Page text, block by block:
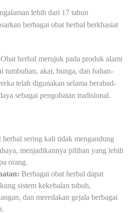
lebih dari 17 tahun
berbagai obat herbal berkhasiat
Obat herbal merujuk pada produk alami
tumbuhan, akar, bunga, dan bahan-
telah digunakan selama berabad-
sebagai pengobatan tradisional.
herbal sering kali tidak mengandung
menjadikannya pilihan yang lebih
orang.
Berbagai obat herbal dapat
sistem kekebalan tubuh,
dan meredakan gejala berbagai